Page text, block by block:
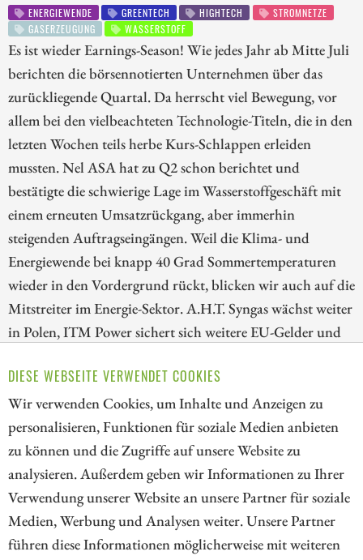
DIESE WEBSEITE VERWENDET COOKIES
Wir verwenden Cookies, um Inhalte und Anzeigen zu
personalisieren, Funktionen für soziale Medien anbieten
zu können und die Zugriffe auf unsere Website zu
analysieren. Außerdem geben wir Informationen zu Ihrer
Verwendung unserer Website an unsere Partner für soziale
Medien, Werbung und Analysen weiter. Unsere Partner
führen diese Informationen möglicherweise mit weiteren
ENERGIEWENDE GREENTECH HIGHTECH
STROMNETZE
GASERZEUGUNG
WASSERSTOFF
Es ist wieder Earnings-Season! Wie jedes Jahr ab Mitte Juli
berichten die börsennotierten Unternehmen über das
zurückliegende Quartal. Da herrscht viel Bewegung, vor
allem bei den vielbeachteten Technologie-Titeln, die in den
letzten Wochen teils herbe Kurs-Schlappen erleiden
mussten. Nel ASA hat zu Q2 schon berichtet und
bestätigte die schwierige Lage im Wasserstoffgeschäft mit
einem erneuten Umsatzrückgang, aber immerhin
steigenden Auftragseingängen. Weil die Klima- und
Energiewende bei knapp 40 Grad Sommertemperaturen
wieder in den Vordergrund rückt, blicken wir auch auf die
Mitstreiter im Energie-Sektor. A.H.T. Syngas wächst weiter
in Polen, ITM Power sichert sich weitere EU-Gelder und
Karussell ist also wieder am Laufen, Investoren sollten
trotz Hitze weiter Gewehr bei Fuß stehen!
ZUM KOMMENTAR
// kapitalerhoehungen.de - © 2026 - Die Informationsplattform für